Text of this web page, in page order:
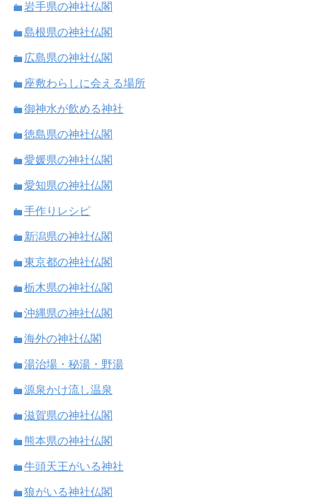
岩手県の神社仏閣
島根県の神社仏閣
広島県の神社仏閣
座敷わらしに会える場所
御神水が飲める神社
徳島県の神社仏閣
愛媛県の神社仏閣
愛知県の神社仏閣
手作りレシピ
新潟県の神社仏閣
東京都の神社仏閣
栃木県の神社仏閣
沖縄県の神社仏閣
海外の神社仏閣
湯治場・秘湯・野湯
源泉かけ流し温泉
滋賀県の神社仏閣
熊本県の神社仏閣
牛頭天王がいる神社
狼がいる神社仏閣